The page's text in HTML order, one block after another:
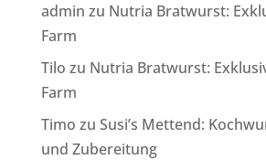
admin zu Nutria Bratwurst:
Farm
Tilo zu Nutria Bratwurst:
Farm
Timo zu Susi’s Mettend:
und Zubereitung